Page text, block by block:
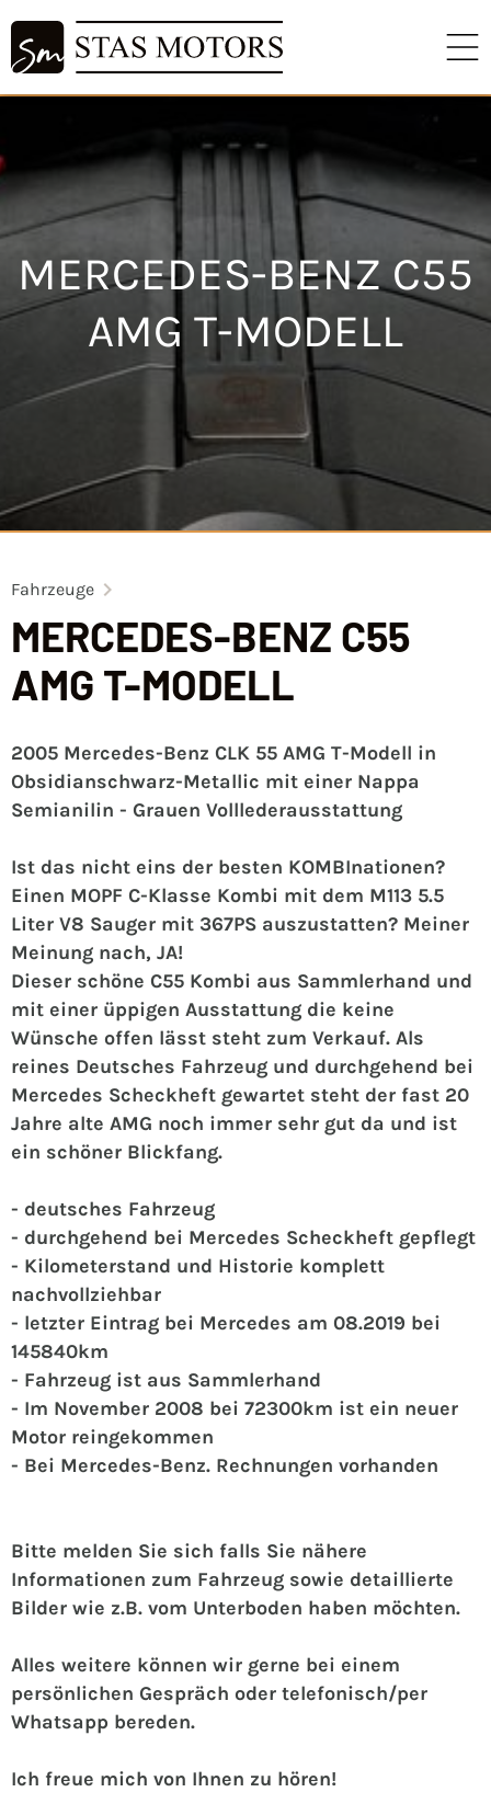
MERCEDES-BENZ C55
AMG T-MODELL
Fahrzeuge
MERCEDES-BENZ C55
AMG T-MODELL
2005 Mercedes-Benz CLK 55 AMG T-Modell in
Obsidianschwarz-Metallic mit einer Nappa
Semianilin - Grauen Volllederausstattung
Ist das nicht eins der besten KOMBInationen?
Einen MOPF C-Klasse Kombi mit dem M113 5.5
Liter V8 Sauger mit 367PS auszustatten? Meiner
Meinung nach, JA!
Dieser schöne C55 Kombi aus Sammlerhand und
mit einer üppigen Ausstattung die keine
Wünsche offen lässt steht zum Verkauf. Als
reines Deutsches Fahrzeug und durchgehend bei
Mercedes Scheckheft gewartet steht der fast 20
Jahre alte AMG noch immer sehr gut da und ist
ein schöner Blickfang.
- deutsches Fahrzeug
- durchgehend bei Mercedes Scheckheft gepflegt
- Kilometerstand und Historie komplett
nachvollziehbar
- letzter Eintrag bei Mercedes am 08.2019 bei
145840km
- Fahrzeug ist aus Sammlerhand
- Im November 2008 bei 72300km ist ein neuer
Motor reingekommen
- Bei Mercedes-Benz. Rechnungen vorhanden
Bitte melden Sie sich falls Sie nähere
Informationen zum Fahrzeug sowie detaillierte
Bilder wie z.B. vom Unterboden haben möchten.
Alles weitere können wir gerne bei einem
persönlichen Gespräch oder telefonisch/per
Whatsapp bereden.
Ich freue mich von Ihnen zu hören!